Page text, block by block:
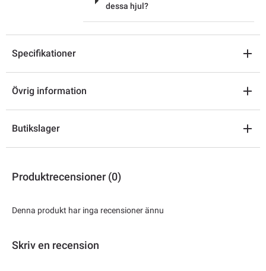
dessa hjul?
Specifikationer
Övrig information
Butikslager
Produktrecensioner (0)
Denna produkt har inga recensioner ännu
Skriv en recension